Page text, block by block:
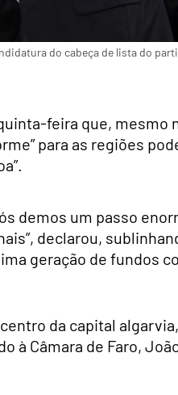
do cabeça de lista do
feira que, mesmo
para as regiões
demos um passo
declarou,
geração de fundos
da capital
à Câmara de Faro,